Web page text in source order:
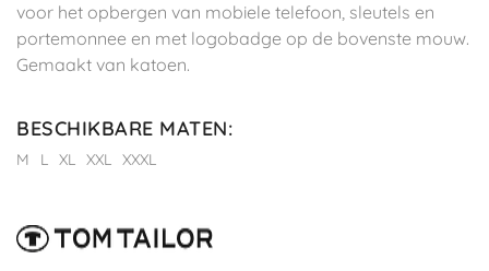
voor het opbergen van mobiele telefoon, sleutels en
portemonnee en met logobadge op de bovenste mouw.
Gemaakt van katoen.
BESCHIKBARE MATEN:
M L XL XXL XXXL